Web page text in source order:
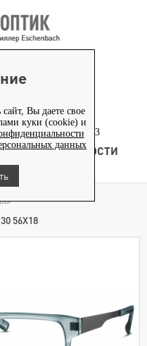
Вы даете свое
куки (cookie) и
данных
82-70
проспект, д. 23
НОВОСТИ
>
56Х18